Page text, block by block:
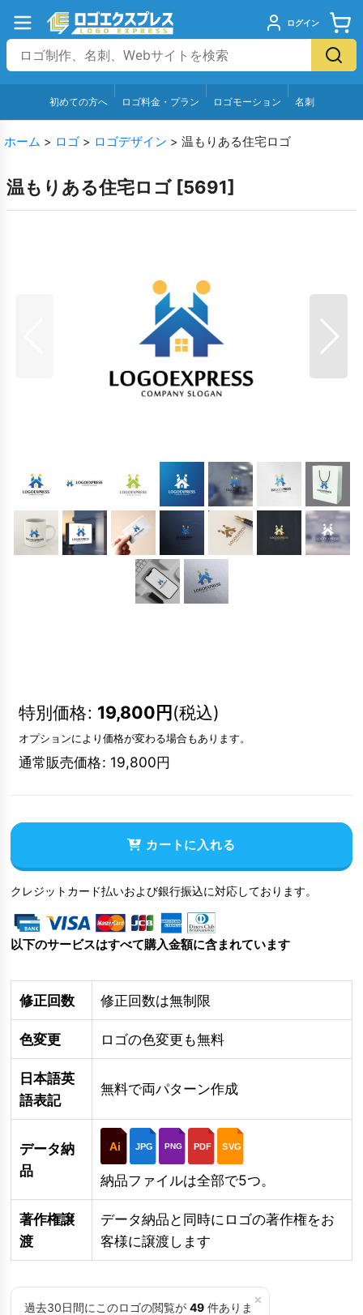
ログイン
初めての方へ ロゴ料金・プラン ロゴモーション 名刺
ホーム > ロゴ > ロゴデザイン > 温もりある住宅ロゴ
温もりある住宅ロゴ [5691]
特別価格: 19,800円(税込)
オプションにより価格が変わる場合もあります。
通常販売価格: 19,800円
カートに入れる
クレジットカード払いおよび銀行振込に対応しております。
以下のサービスはすべて購入金額に含まれています
修正回数 修正回数は無制限
色変更 ロゴの色変更も無料
日本語英
語表記
無料で両パターン作成
データ納
品
Ai JPG PNG PDF SVG
納品ファイルは全部で5つ。
著作権譲
渡
データ納品と同時にロゴの著作権をお
客様に譲渡します
×
過去30日間にこのロゴの閲覧が 49 件ありま